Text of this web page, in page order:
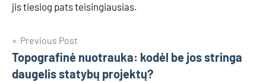
jis tiesiog pats teisingiausias.
Navigacija
tarp
Previous Post
Topografinė nuotrauka: kodėl be jos stringa
daugelis statybų projektų?